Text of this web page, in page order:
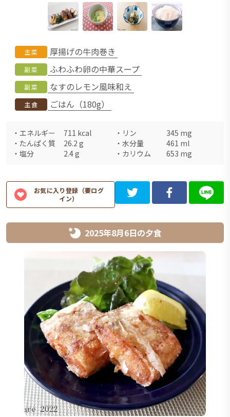
主菜 厚揚げの牛肉巻き
副菜 ふわふわ卵の中華スープ
副菜 なすのレモン風味和え
主食 ごはん（180g）
・ エネルギー 711 kcal ・ リン 345 mg
・ たんぱく質 26.2 g ・ 水分量 461 ml
・ 塩分 2.4g ・ カリウム 653 mg
お気に入り登録（要ログ
イン）
2025年8月6日の夕食